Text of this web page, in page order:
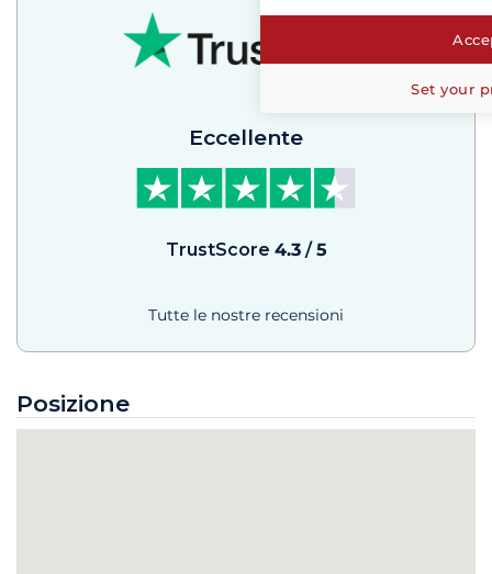
Eccellente
TrustScore 4.3/ 5
Tutte le nostre recensioni
Posizione
Set your